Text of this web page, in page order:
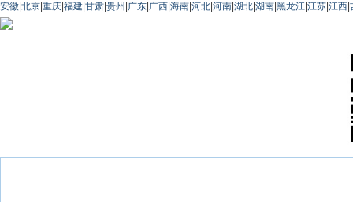
安徽 北京 重庆 福建 甘肃 贵州 广东 广西 海南 河北 河南 湖北 湖南 黑龙江 江苏 江西